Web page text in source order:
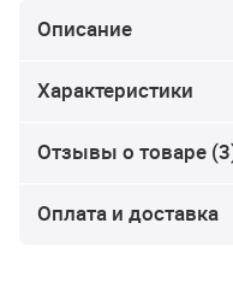
Описание
Характеристики
Отзывы о товаре
Оплата и доставка